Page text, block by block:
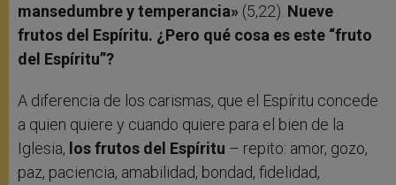
mansedumbre y temperancia» (5,22). Nueve
frutos del Espíritu. ¿Pero qué cosa es este “fruto
del Espíritu”?
A diferencia de los carismas, que el Espíritu concede
a quien quiere y cuando quiere para el bien de la
Iglesia, los frutos del Espíritu – repito: amor, gozo,
paz, paciencia, amabilidad, bondad, fidelidad,